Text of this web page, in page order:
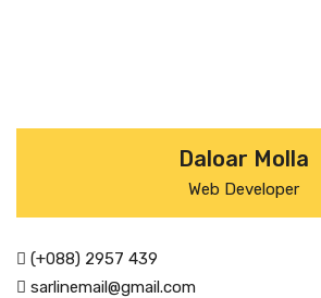
Daloar Molla
Web Developer
(+088) 2957 439
sarlinemail@gmail.com